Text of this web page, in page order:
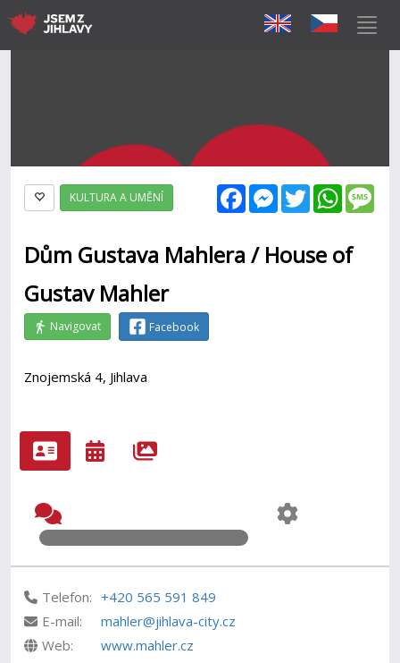
FacebookMessenger
Twitter
KULTURA A UMĚNÍ
Dům Gustava Mahlera / House of
Gustav Mahler
Navigovat Facebook
Znojemská 4, Jihlava
Telefon: +420 565 591 849
E-mail:
mahler@jihlava-city.cz
Web:
www.mahler.cz